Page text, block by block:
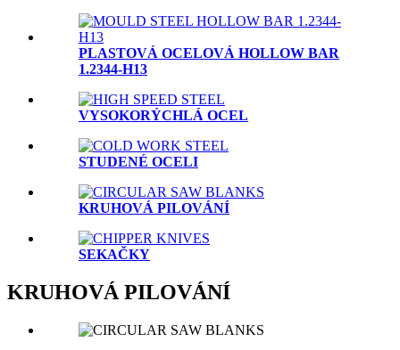
PLASTOVÁ OCELOVÁ HOLLOW BAR
1.2344-H13
VYSOKORÝCHLÁ OCEL
STUDENÉ OCELI
KRUHOVÁ PILOVÁNÍ
SEKAČKY
KRUHOVÁ PILOVÁNÍ